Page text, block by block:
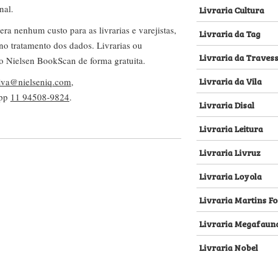
nenhum custo para as livrarias e varejistas,
tratamento dos dados. Livrarias ou
Nielsen BookScan de forma gratuita.
,
11 94508-9824.
Livraria Cultura
Livraria da Tag
Livraria da
Livraria da Vila
Livraria Disal
Livraria Leitura
Livraria Livruz
Livraria Loyola
Livraria Martins
Livraria
Livraria Nobel